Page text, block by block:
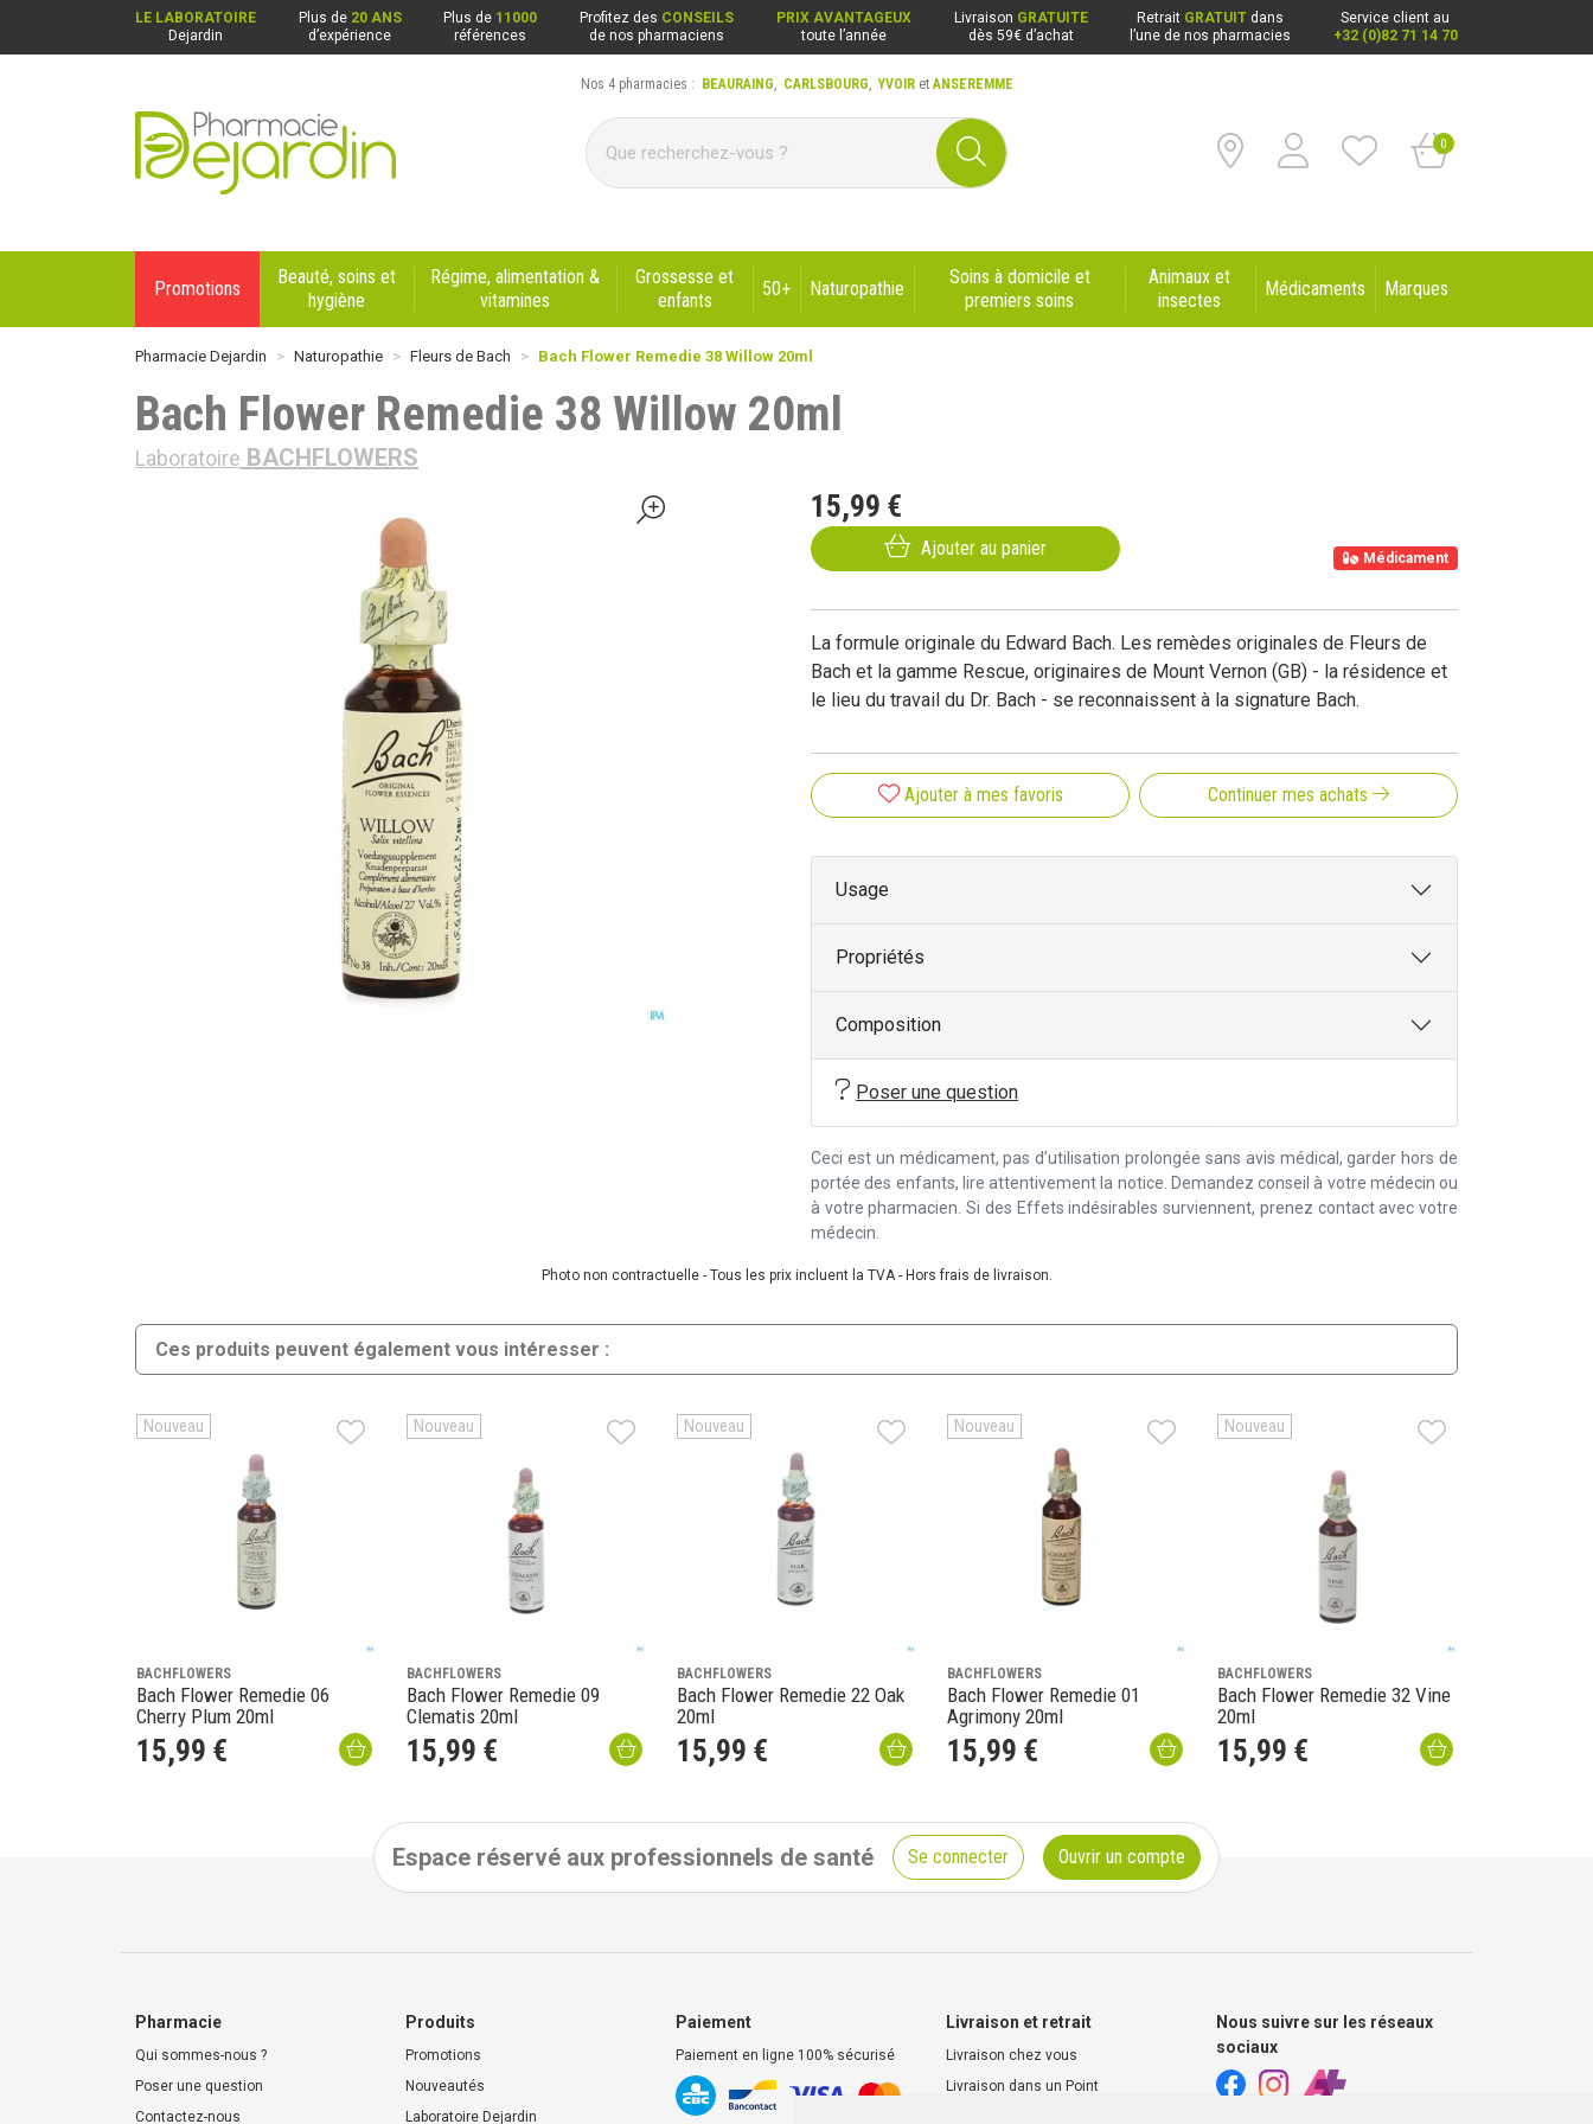
LE LABORATOIRE
Dejardin
Plus de 20 ANS
d’expérience
Plus de 11000
références
Profitez des CONSEILS
de nos pharmaciens
PRIX AVANTAGEUX
toute l’année
Livraison GRATUITE
dès 59€ d’achat
Retrait GRATUIT dans
l’une de nos pharmacies
Service client au
+32 (0)82 71 14 70
Pharmacie Dejardin Nos 4 pharmacies : Beauraing, Carlsbourg, Yvoir, Anseremme
0
Nos 4 pharmacies : BEAURAING, CARLSBOURG,YVOIRetANSEREMME
Promotions
Beauté, soins et
hygiène
Régime, alimentation &
vitamines
Grossesse et
enfants
50+ Naturopathie
Soins à domicile et
premiers soins
Animaux et
insectes
Médicaments Marques
Pharmacie Dejardin Naturopathie Fleurs de Bach Bach Flower Remedie 38 Willow 20ml
Bach Flower Remedie 38 Willow 20ml
Laboratoire BACHFLOWERS
15,99 €
Ajouter au panier Médicament
La formule originale du Edward Bach. Les remèdes originales de Fleurs de
Bach et la gamme Rescue, originaires de Mount Vernon (GB) - la résidence et
le lieu du travail du Dr. Bach - se reconnaissent à la signature Bach.
Ajouter à mes favoris Continuer mes achats
Usage
Propriétés
Composition
Poser une question
Ceci est un médicament, pas d’utilisation prolongée sans avis médical, garder hors de
portée des enfants, lire attentivement la notice. Demandez conseil à votre médecin ou
à votre pharmacien. Si des Effets indésirables surviennent, prenez contact avec votre
médecin.
Photo non contractuelle - Tous les prix incluent la TVA - Hors frais de livraison.
Ces produits peuvent également vous intéresser :
Nouveau
BACHFLOWERS
Bach Flower Remedie 06
Cherry Plum 20ml
15,99 €
Nouveau
BACHFLOWERS
Bach Flower Remedie 09
Clematis 20ml
15,99 €
Nouveau
BACHFLOWERS
Bach Flower Remedie 22 Oak
20ml
15,99 €
Nouveau
BACHFLOWERS
Bach Flower Remedie 01
Agrimony 20ml
15,99 €
Nouveau
BACHFLOWERS
Bach Flower Remedie 32 Vine
20ml
15,99 €
Espace réservé aux professionnels de santé Se connecter Ouvrir un compte
Pharmacie
Qui sommes-nous ?
Poser une question
Contactez-nous
Produits
Promotions
Nouveautés
Laboratoire Dejardin
Paiement
Paiement en ligne 100% sécurisé
Livraison et retrait
Livraison chez vous
Livraison dans un Point
Nous suivre sur les réseaux
sociaux